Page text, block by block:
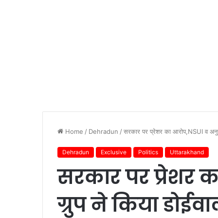
Home / Dehradun /सरकार पर प्रेशर का आरोप,NSUI व
Dehradun Exclusive Politics Uttarakhand
सरकार पर प्रेशर
ग्रुप ने किया